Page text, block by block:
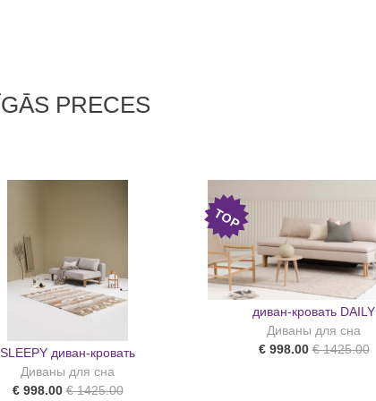
PRECES
SLEEPY диван-кровать
Диваны для сна
€ 998.00 € 1425.00
TOP
диван-кровать DAILY
Диваны для сна
€ 998.00 € 1425.00